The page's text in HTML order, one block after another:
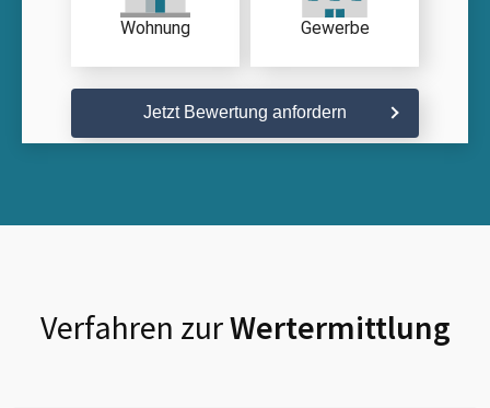
Wohnung Gewerbe
Jetzt Bewertung anfordern
Verfahren zurWertermittlung